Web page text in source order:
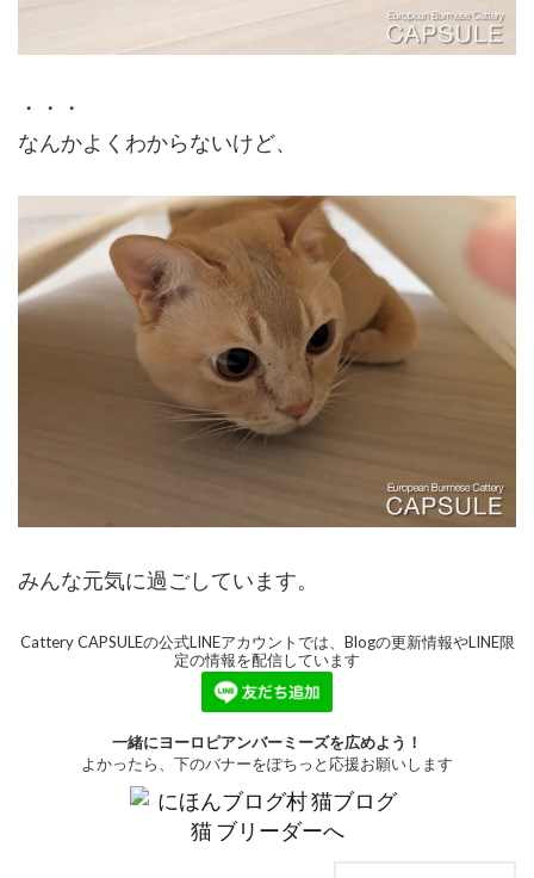
・・・
なんかよくわからないけど、
みんな元気に過ごしています。
Cattery CAPSULEの公式LINEアカウントでは、Blogの更新情報やLINE限
定の情報を配信しています
一緒にヨーロピアンバーミーズを広めよう！
よかったら、下のバナーをぽちっと応援お願いします